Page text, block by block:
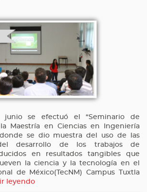
se efectuó el “Seminario de
Maestría en Ciencias en Ingeniería
donde se dio muestra del uso de las
desarrollo de los trabajos de
en resultados tangibles que
la ciencia y la tecnología en el
de México(TecNM) Campus Tuxtla
leyendo